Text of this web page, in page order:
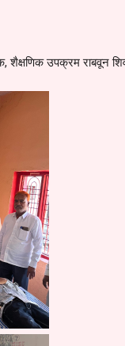
शैक्षणिक उपक्रम राबवून